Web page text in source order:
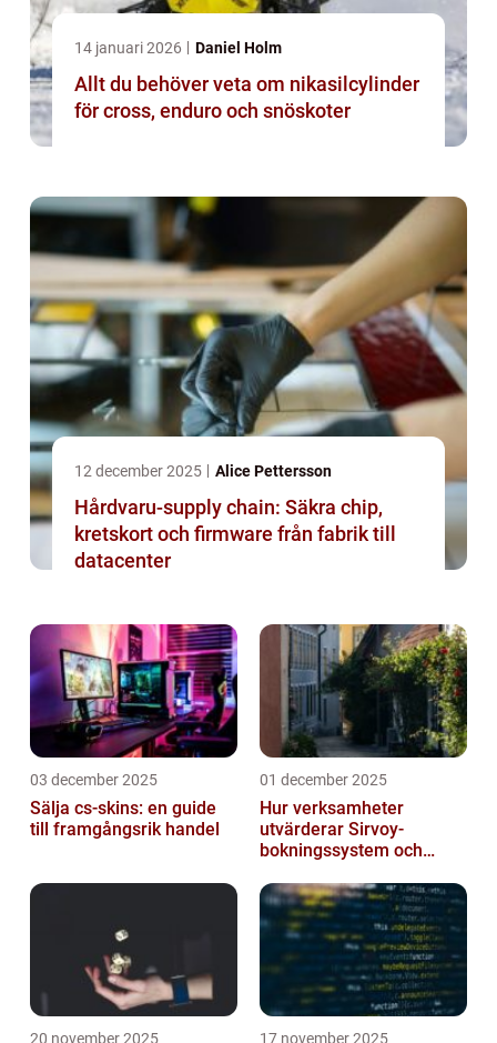
14 januari 2026 Daniel Holm
Allt du behöver veta om nikasilcylinder
för cross, enduro och snöskoter
12 december 2025 Alice Pettersson
Hårdvaru-supply chain: Säkra chip,
kretskort och firmware från fabrik till
datacenter
03 december 2025
Sälja cs-skins: en guide
till framgångsrik handel
01 december 2025
Hur verksamheter
utvärderar Sirvoy-
bokningssystem och
20 november 2025 17 november 2025